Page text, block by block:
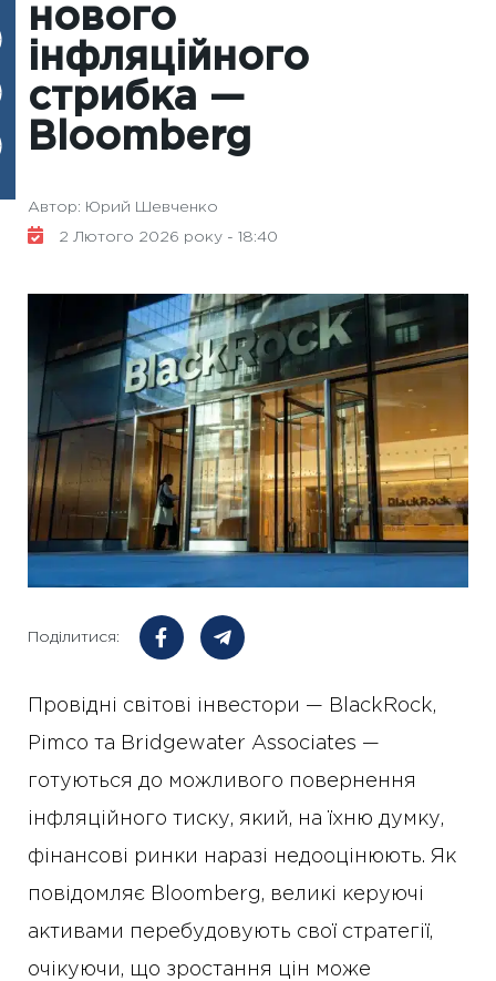
нового
інфляційного
стрибка —
Bloomberg
Автор: Юрий Шевченко
2 Лютого 2026 року - 18:40
Поділитися:
Провідні світові інвестори — BlackRock,
Pimco та Bridgewater Associates —
готуються до можливого повернення
інфляційного тиску, який, на їхню думку,
фінансові ринки наразі недооцінюють. Як
повідомляє Bloomberg, великі керуючі
активами перебудовують свої стратегії,
очікуючи, що зростання цін може